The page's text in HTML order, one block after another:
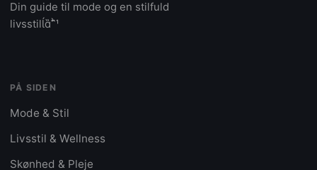
Din guide til mode og en stilfuld
livsstil
PÅ SIDEN
Mode & Stil
Livsstil & Wellness
Skønhed & Pleje